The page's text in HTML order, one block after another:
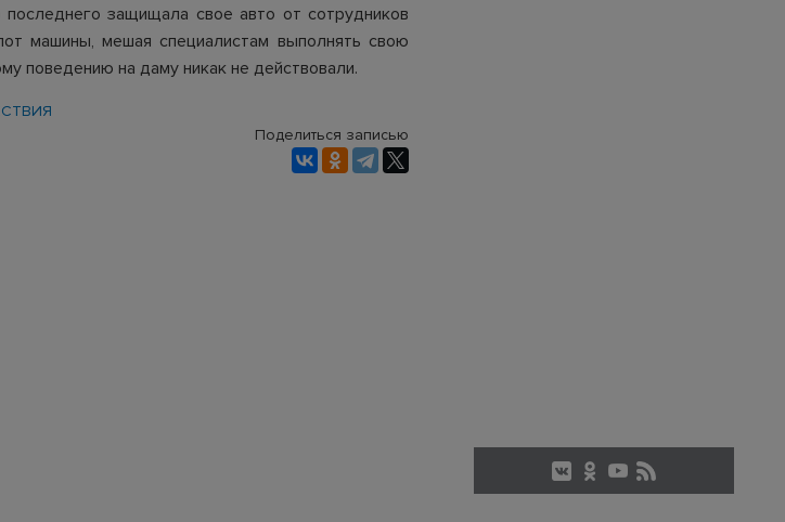
защищала свое авто от сотрудников
машины, мешая специалистам выполнять свою
поведению на даму никак не действовали.
Поделиться записью